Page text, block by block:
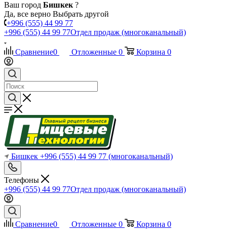
Ваш город Бишкек ?
Да, все верно Выбрать другой
+996 (555) 44 99 77
+996 (555) 44 99 77Отдел продаж (многоканальный)
Сравнение0 Отложенные 0 Корзина 0
Бишкек +996 (555) 44 99 77 (многоканальный)
Телефоны
+996 (555) 44 99 77Отдел продаж (многоканальный)
Сравнение0 Отложенные 0 Корзина 0